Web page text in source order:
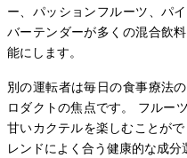
ー、パッションフルーツ、パ
バーテンダーが多くの混合飲
能にします。
別の運転者は毎日の食事療法
ロダクトの焦点です。 フルー
甘いカクテルを楽しむことが
レンドによく合う健康的な成分